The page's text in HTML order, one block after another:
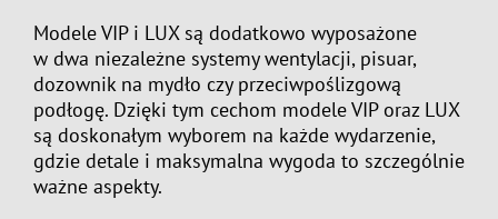
Modele VIP i LUX są dodatkowo wyposażone
w dwa niezależne systemy wentylacji, pisuar,
dozownik na mydło czy przeciwpoślizgową
podłogę. Dzięki tym cechom modele VIP oraz LUX
są doskonałym wyborem na każde wydarzenie,
gdzie detale i maksymalna wygoda to szczególnie
ważne aspekty.